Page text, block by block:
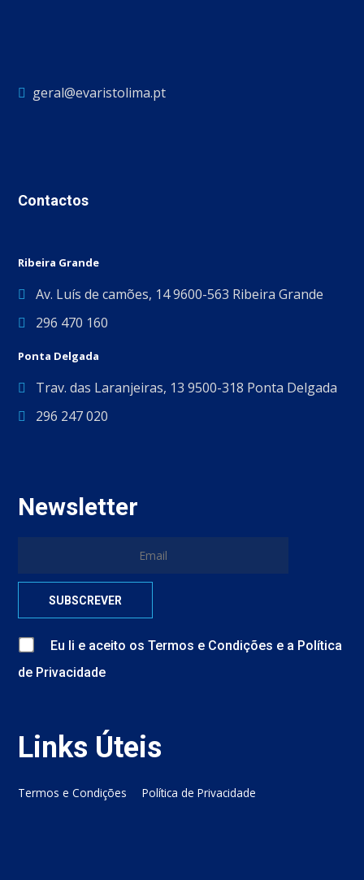
geral@evaristolima.pt
Contactos
Ribeira Grande
Av. Luís de camões, 14 9600-563 Ribeira Grande
296 470 160
Ponta Delgada
Trav. das Laranjeiras, 13 9500-318 Ponta Delgada
296 247 020
Newsletter
Eu li e aceito osTermos e Condições e a Política
de Privacidade
Links Úteis
Termos e Condições Política de Privacidade